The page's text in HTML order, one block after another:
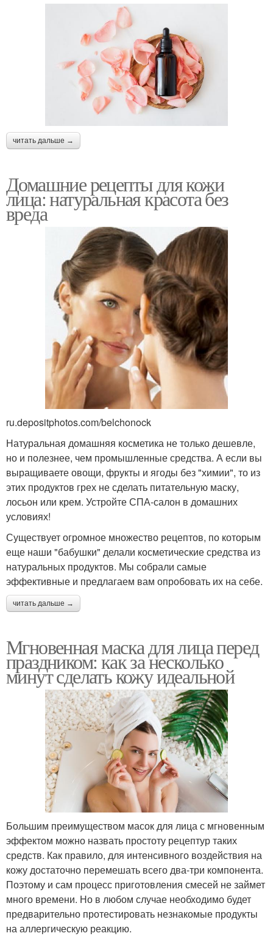
читать дальше →
Домашние рецепты для кожи
лица: натуральная красота без
вреда
ru.depositphotos.com/belchonock
Натуральная домашняя косметика не только дешевле,
но и полезнее, чем промышленные средства. А если вы
выращиваете овощи, фрукты и ягоды без "химии", то из
этих продуктов грех не сделать питательную маску,
лосьон или крем. Устройте СПА-салон в домашних
условиях!
Существует огромное множество рецептов, по которым
еще наши "бабушки" делали косметические средства из
натуральных продуктов. Мы собрали самые
эффективные и предлагаем вам опробовать их на себе.
читать дальше →
Мгновенная маска для лица перед
праздником: как за несколько
минут сделать кожу идеальной
Большим преимуществом масок для лица с мгновенным
эффектом можно назвать простоту рецептур таких
средств. Как правило, для интенсивного воздействия на
кожу достаточно перемешать всего два-три компонента.
Поэтому и сам процесс приготовления смесей не займет
много времени. Но в любом случае необходимо будет
предварительно протестировать незнакомые продукты
на аллергическую реакцию.